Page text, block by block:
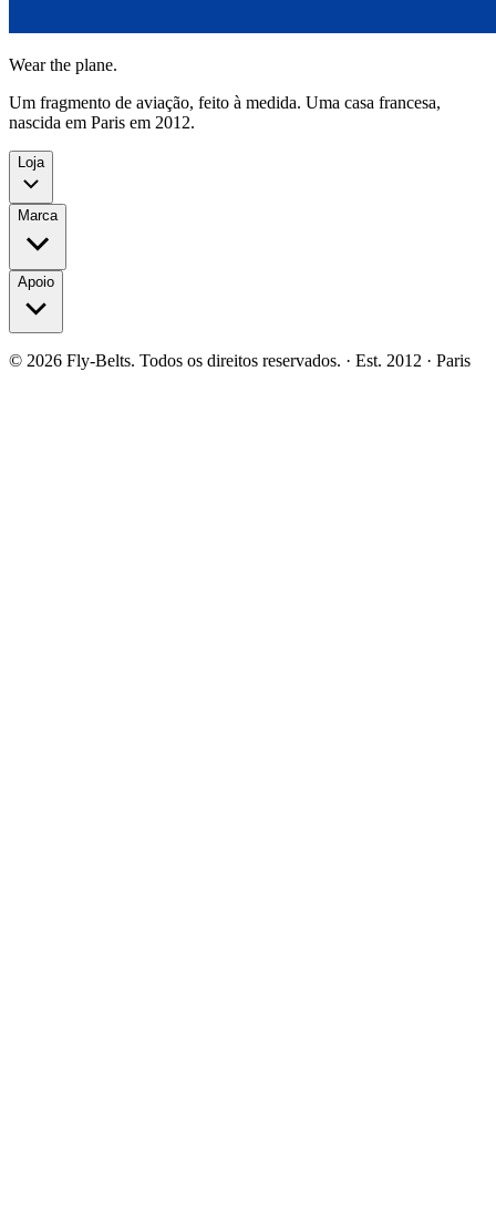
Wear the plane.
Um fragmento de aviação, feito à medida. Uma casa francesa,
nascida em Paris em 2012.
Loja
Marca
Apoio
© 2026 Fly-Belts. Todos os direitos reservados. · Est. 2012 · Paris